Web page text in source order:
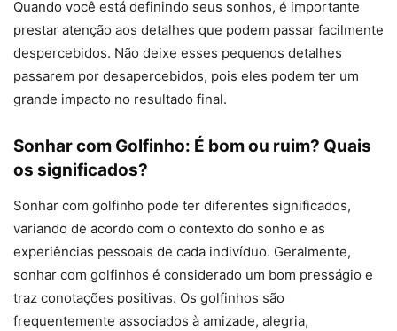
Quando você está definindo seus sonhos, é importante
prestar atenção aos detalhes que podem passar facilmente
despercebidos. Não deixe esses pequenos detalhes
passarem por desapercebidos, pois eles podem ter um
grande impacto no resultado final.
Sonhar com Golfinho: É bom ou ruim? Quais
os significados?
Sonhar com golfinho pode ter diferentes significados,
variando de acordo com o contexto do sonho e as
experiências pessoais de cada indivíduo. Geralmente,
sonhar com golfinhos é considerado um bom presságio e
traz conotações positivas. Os golfinhos são
frequentemente associados à amizade, alegria,